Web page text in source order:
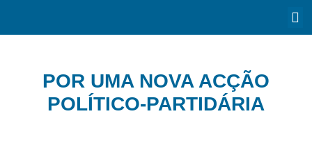
POR UMA NOVA ACÇÃO
POLÍTICO-PARTIDÁRIA